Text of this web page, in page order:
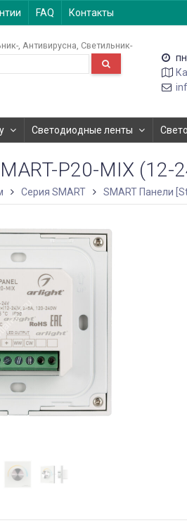
FAQ Контакты
Антивирусна Светильник-
Светодиодные ленты
P20-MIX
Серия SMART SMART Панели